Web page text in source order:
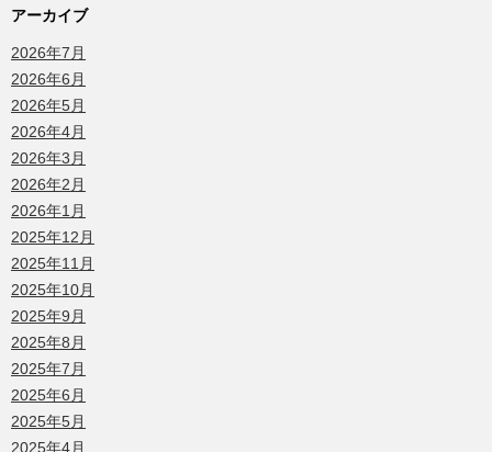
アーカイブ
2026年7月
2026年6月
2026年5月
2026年4月
2026年3月
2026年2月
2026年1月
2025年12月
2025年11月
2025年10月
2025年9月
2025年8月
2025年7月
2025年6月
2025年5月
2025年4月